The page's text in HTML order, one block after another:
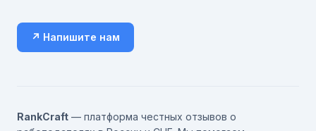
↗ Напишите нам
RankCraft — платформа честных отзывов о